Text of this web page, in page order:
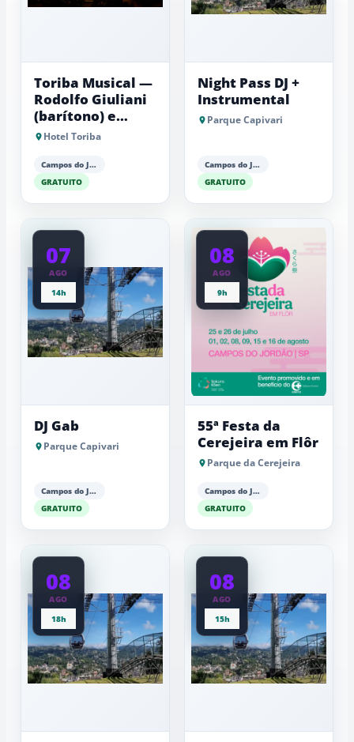
Toriba Musical —
Rodolfo Giuliani
(barítono) e
Antonio Luiz
Hotel Toriba
Campos do Jordão
GRATUITO
Night Pass DJ +
Instrumental
Parque Capivari
Campos do Jordão
GRATUITO
07
AGO
14h
DJ Gab
Parque Capivari
Campos do Jordão
GRATUITO
08
AGO
9h
55ª Festa da
Cerejeira em Flôr
Parque da Cerejeira
Campos do Jordão
GRATUITO
08
AGO
18h
08
AGO
15h